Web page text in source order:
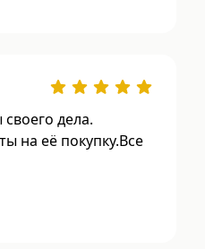
дела.
на её покупку.Все